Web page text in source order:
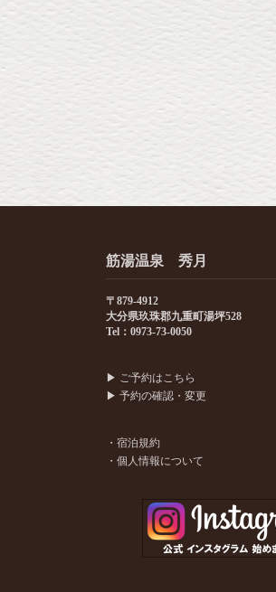
筋湯温泉 秀月
〒879-4912
大分県玖珠郡九重町湯坪528
Tel：0973-73-0050
▶ ご予約はこちら
▶ 予約の確認・変更
・宿泊規約
・個人情報について